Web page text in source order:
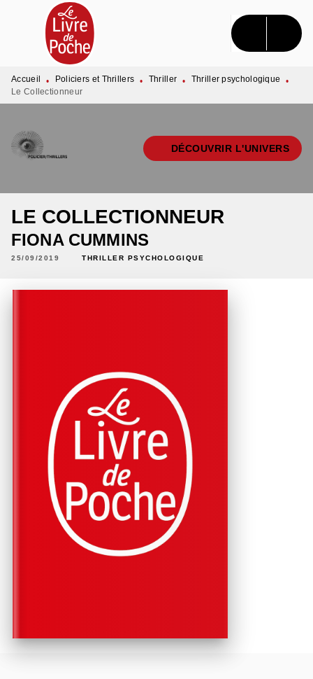
MENU RECHERCHE CONTENU
PIED DE PAGE
Accueil • Policiers et Thrillers • Thriller • Thriller psychologique
•
Le Collectionneur
DÉCOUVRIR L'UNIVERS
LE COLLECTIONNEUR
FIONA CUMMINS
25/09/2019 THRILLER PSYCHOLOGIQUE